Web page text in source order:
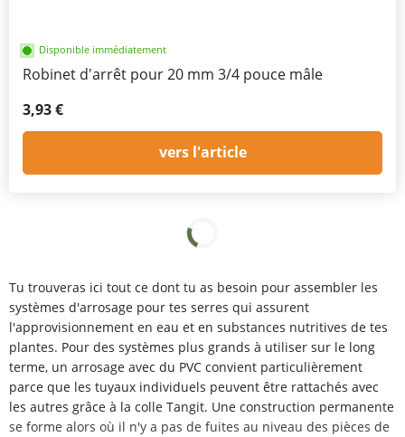
Disponible immédiatement
Robinet d'arrêt pour 20 mm 3/4 pouce mâle
3,93 €
vers l'article
Tu trouveras ici tout ce dont tu as besoin pour assembler les
systèmes d'arrosage pour tes serres qui assurent
l'approvisionnement en eau et en substances nutritives de tes
plantes. Pour des systèmes plus grands à utiliser sur le long
terme, un arrosage avec du PVC convient particulièrement
parce que les tuyaux individuels peuvent être rattachés avec
les autres grâce à la colle Tangit. Une construction permanente
se forme alors où il n'y a pas de fuites au niveau des pièces de